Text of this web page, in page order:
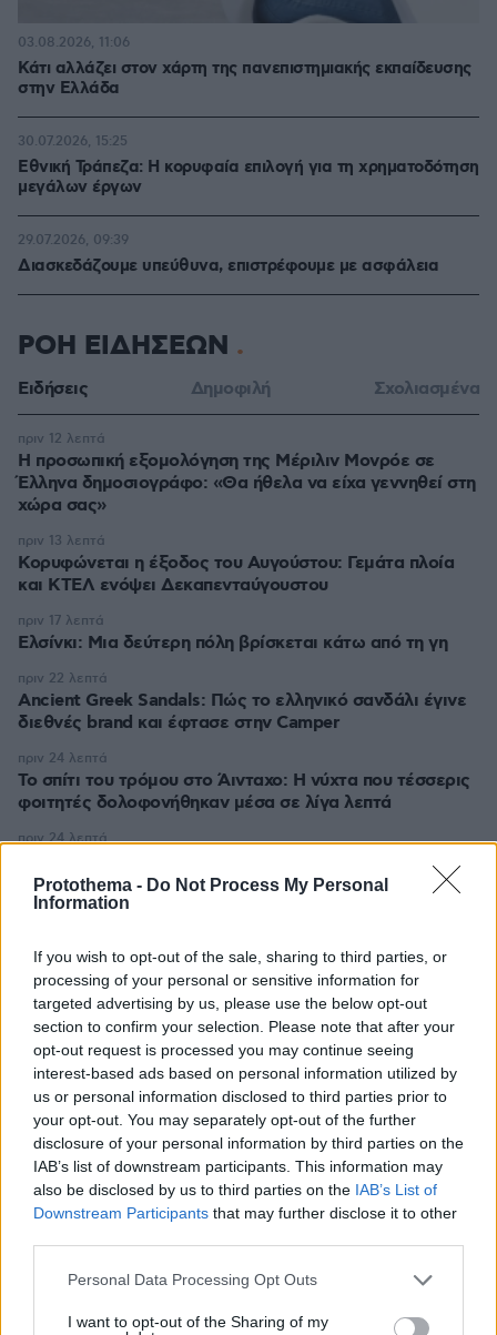
Protothema - Do Not Process My Personal
Information
If you wish to opt-out of the sale, sharing to third parties, or
processing of your personal or sensitive information for
targeted advertising by us, please use the below opt-out
section to confirm your selection. Please note that after your
opt-out request is processed you may continue seeing
interest-based ads based on personal information utilized by
us or personal information disclosed to third parties prior to
your opt-out. You may separately opt-out of the further
disclosure of your personal information by third parties on the
IAB’s list of downstream participants. This information may
also be disclosed by us to third parties on the IAB’s List of
Downstream Participants that may further disclose it to other
Please note that this website/app uses one or more Google
not limited to your visit or usage behaviour. You may click to
Personal Data Processing Opt Outs
I want to opt-out of the Sharing of my
Κάτι αλλάζει στον χάρτη της πανεπιστημιακής εκπαίδευσης
στην Ελλάδα
03.08.2026, 11:06
Εθνική Τράπεζα: Η κορυφαία επιλογή για τη χρηματοδότηση
μεγάλων έργων
30.07.2026, 15:25
Διασκεδάζουμε υπεύθυνα, επιστρέφουμε με ασφάλεια
29.07.2026, 09:39
ΡΟΗ ΕΙΔΗΣΕΩΝ
Ειδήσεις Δημοφιλή Σχολιασμένα
Η προσωπική εξομολόγηση της Μέριλιν Μονρόε σε
Έλληνα δημοσιογράφο: «Θα ήθελα να είχα γεννηθεί στη
χώρα σας»
πριν 12 λεπτά
Κορυφώνεται η έξοδος του Αυγούστου: Γεμάτα πλοία
και ΚΤΕΛ ενόψει Δεκαπενταύγουστου
πριν 13 λεπτά
Ελσίνκι: Mια δεύτερη πόλη βρίσκεται κάτω από τη γη
πριν 17 λεπτά
Ancient Greek Sandals: Πώς το ελληνικό σανδάλι έγινε
διεθνές brand και έφτασε στην Camper
πριν 22 λεπτά
Το σπίτι του τρόμου στο Άινταχο: Η νύχτα που τέσσερις
φοιτητές δολοφονήθηκαν μέσα σε λίγα λεπτά
πριν 24 λεπτά
Η Κατερίνα Καινούργιου αγκαλιά με την κόρη της στην
Πάρο: Μόνο εγώ και το κορίτσι μου, γράφει
πριν 24 λεπτά
«κλειδιά» για την τελική επιλογή
Ζείτε με έναν τυφλό σκύλο; Δείτε πώς μπορείτε να του
προσφέρετε μια ευτυχισμένη ζωή
πριν 27 λεπτά
Αν «έπεσε η γραμμή» σε μια συνομιλία μας με «κέντρο
τηλεφωνικής εξυπηρέτησης πελατών», πιθανόν να έγινε
σκόπιμα
πριν 27 λεπτά
ΠΑΝΤΕΛΗΣ ΔΙΑΜΑΝΤΟΠΟΥΛΟΣ
Δυο διαφωνίες και οι ενδεκαδάτοι του Ολυμπιακού
ΔΕΙΤΕ ΟΛΕΣ ΤΙΣ ΕΙΔΗΣΕΙΣ